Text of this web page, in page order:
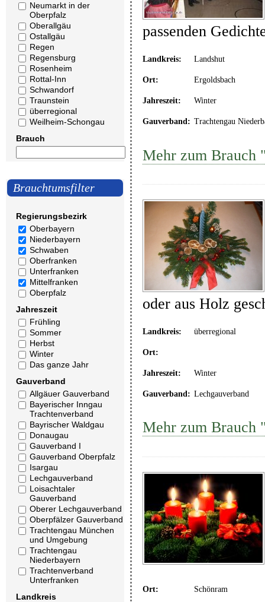
Neumarkt in der
Oberpfalz
Oberallgäu
Ostallgäu
Regen
Regensburg
Rosenheim
Rottal-Inn
Schwandorf
Traunstein
überregional
Weilheim-Schongau
Brauch
Brauchtumsfilter
Regierungsbezirk
Oberbayern
Niederbayern
Schwaben
Oberfranken
Unterfranken
Mittelfranken
Oberpfalz
Jahreszeit
Frühling
Sommer
Herbst
Winter
Das ganze Jahr
Gauverband
Allgäuer Gauverband
Bayerischer Inngau
Trachtenverband
Bayrischer Waldgau
Donaugau
Gauverband I
Gauverband Oberpfalz
Isargau
Lechgauverband
Loisachtaler
Gauverband
Oberer Lechgauverband
Oberpfälzer Gauverband
Trachtengau München
und Umgebung
Trachtengau
Niederbayern
Trachtenverband
Unterfranken
Landkreis
passenden
Landkreis: Landshut
Ort: Ergoldsbach
Jahreszeit: Winter
Gauverband: Trachtengau
Mehr zum Brauch
oder aus Holz
Landkreis: überregional
Ort:
Jahreszeit: Winter
Gauverband: Lechgauverband
Mehr zum Brauch
Ort: Schönram